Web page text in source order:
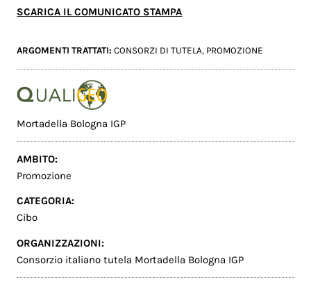
SCARICA IL COMUNICATO STAMPA
ARGOMENTI TRATTATI:CONSORZI DI TUTELA, PROMOZIONE
Mortadella Bologna IGP
AMBITO:
Promozione
CATEGORIA:
Cibo
ORGANIZZAZIONI:
Consorzio italiano tutela Mortadella Bologna IGP